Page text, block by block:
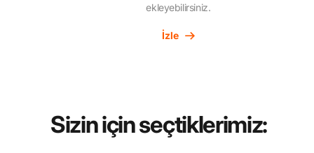
ekleyebilirsiniz.
İzle
Sizin için seçtiklerimiz: